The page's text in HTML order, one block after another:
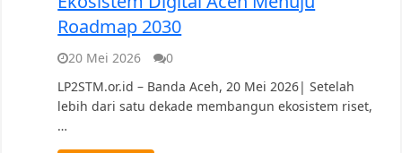
Roadmap 2030
20 Mei 2026
0
LP2STM.or.id – Banda Aceh, 20 Mei 2026| Setelah
lebih dari satu dekade membangun ekosistem riset,
…